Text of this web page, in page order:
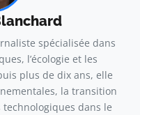
spécialisée dans
l’écologie et les
plus de dix ans, elle
la transition
dans le